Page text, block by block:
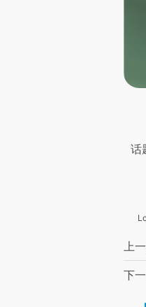
话
上
下